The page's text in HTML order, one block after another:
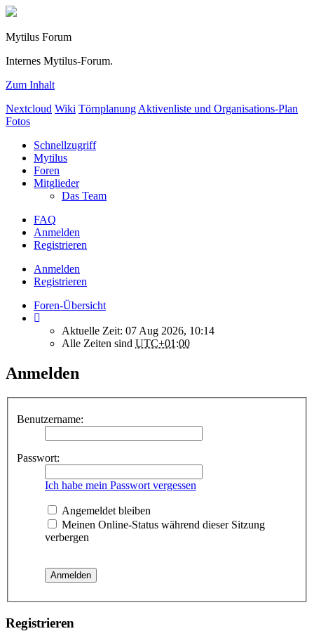
Mytilus Forum
Internes Mytilus-Forum.
Zum Inhalt
Nextcloud Wiki Törnplanung Aktivenliste und Organisations-Plan
Fotos
Schnellzugriff
Mytilus
Foren
Mitglieder
Das Team
FAQ
Anmelden
Registrieren
Anmelden
Registrieren
Foren-Übersicht
Aktuelle Zeit: 07 Aug 2026, 10:14
Alle Zeiten sind UTC+01:00
Anmelden
Benutzername:
Passwort:
Ich habe mein Passwort vergessen
Angemeldet bleiben
Meinen Online-Status während dieser Sitzung
verbergen
Registrieren